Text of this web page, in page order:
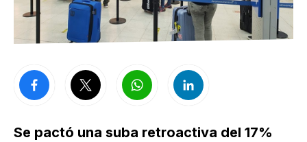
Se pactó una suba retroactiva del 17%